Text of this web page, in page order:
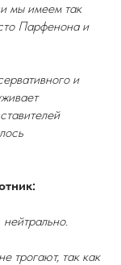
мы имеем так
Парфенона и
и
трогают, так как